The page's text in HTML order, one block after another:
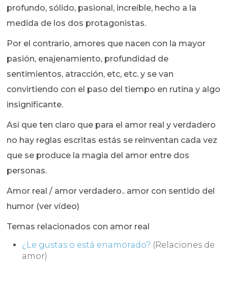
profundo, sólido, pasional, increíble, hecho a la
medida de los dos protagonistas.
Por el contrario, amores que nacen con la mayor
pasión, enajenamiento, profundidad de
sentimientos, atracción, etc, etc. y se van
convirtiendo con el paso del tiempo en rutina y algo
insignificante.
Así que ten claro que para el amor real y verdadero
no hay reglas escritas estás se reinventan cada vez
que se produce la magia del amor entre dos
personas.
Amor real / amor verdadero.. amor con sentido del
humor (ver vídeo)
Temas relacionados con amor real
¿Le gustas o está enamorado? (Relaciones de
amor)